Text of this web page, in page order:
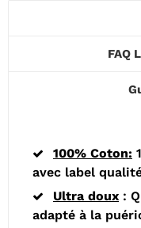
FAQ
100% Coton:
avec label
Ultra doux : Q
adapté à la